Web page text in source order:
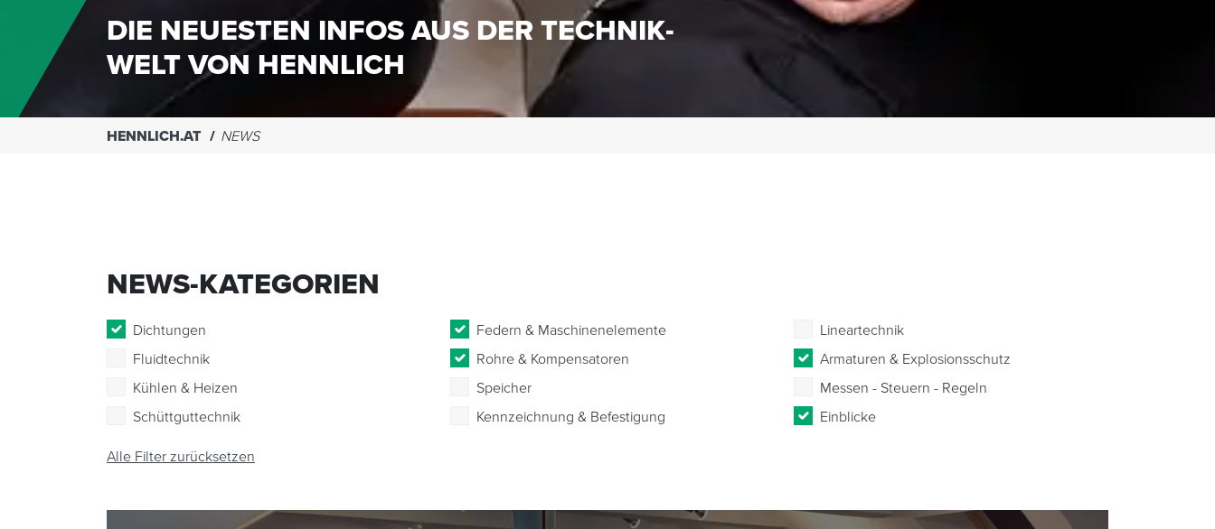
DIE NEUESTEN INFOS AUS DER TECHNIK-
WELT VON HENNLICH
HENNLICH.AT NEWS
NEWS-KATEGORIEN
Dichtungen Federn & Maschinenelemente
Lineartechnik
Fluidtechnik
Rohre & Kompensatoren
Armaturen & Explosionsschutz
Kühlen & Heizen
Speicher
Messen - Steuern - Regeln
Schüttguttechnik
Kennzeichnung & Befestigung Einblicke
Alle Filter zurücksetzen